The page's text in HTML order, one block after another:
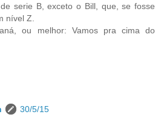
serie B, exceto o Bill, que, se fosse
nível Z.
ou melhor: Vamos pra cima do
30/5/15